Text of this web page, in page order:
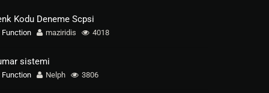
Kodu Deneme Scpsi
Function maziridis 4018
sistemi
Function Nelph 3806